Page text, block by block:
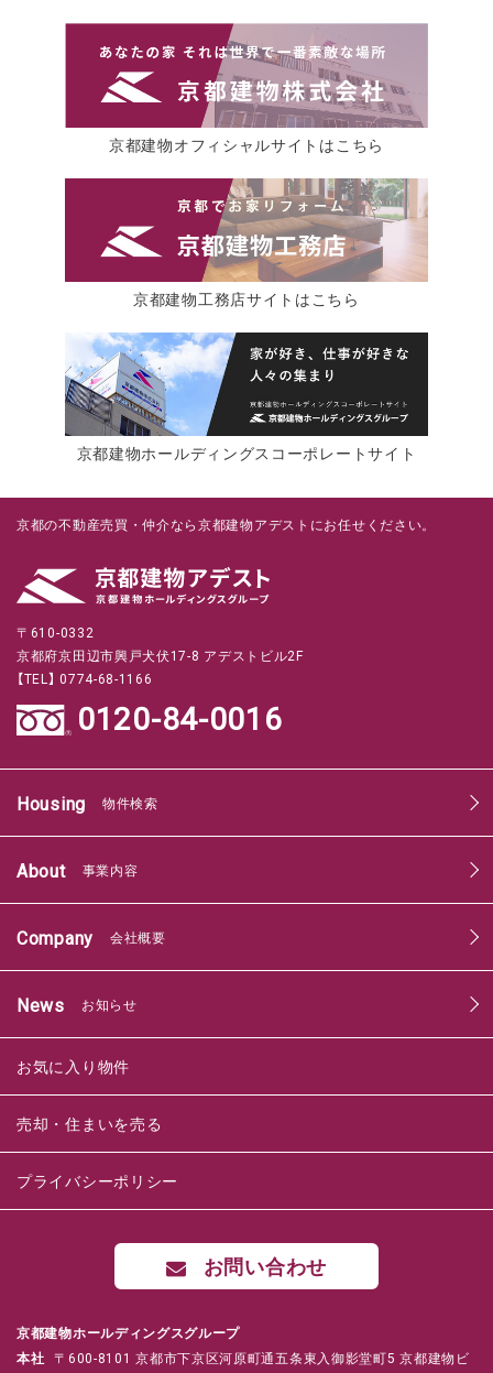
京都建物オフィシャルサイトはこちら
京都建物工務店サイトはこちら
京都建物ホールディングスコーポレートサイト
京都の不動産売買・仲介なら京都建物アデストにお任せください。
〒610-0332
京都府京田辺市興戸犬伏17-8 アデストビル2F
【TEL】 0774-68-1166
0120-84-0016
Housing 物件検索
About 事業内容
Company 会社概要
News お知らせ
お気に入り物件
売却・住まいを売る
プライバシーポリシー
お問い合わせ
京都建物ホールディングスグループ
本社 〒600-8101 京都市下京区河原町通五条東入御影堂町5 京都建物ビ